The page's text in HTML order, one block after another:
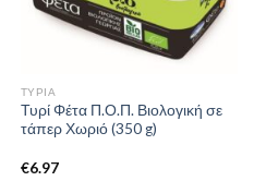
ΤΥΡΙΆ
Τυρί Φέτα Π.Ο.Π. Βιολογική σε
τάπερ Χωριό (350 g)
€6.97